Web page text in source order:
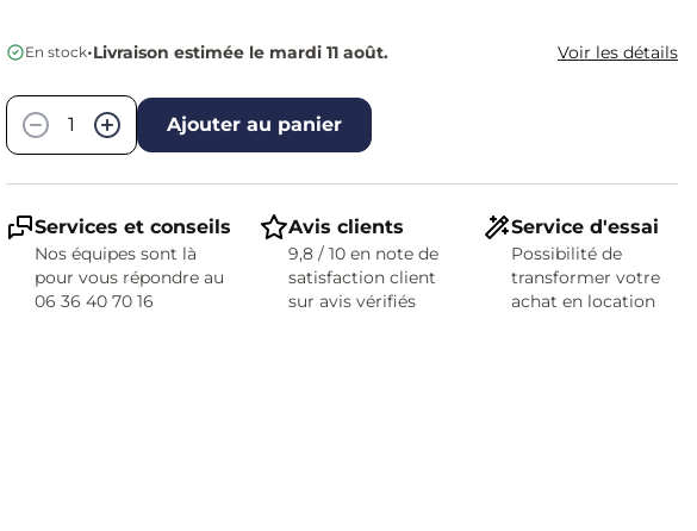
En stock•Livraison estimée le mardi 11 août. Voir les détails
−
+ Ajouter au panier
Services et conseils
Nos équipes sont là
pour vous répondre au
06 36 40 70 16
Avis clients
9,8 / 10 en note de
satisfaction client
sur avis vérifiés
Service d'essai
Possibilité de
transformer votre
achat en location